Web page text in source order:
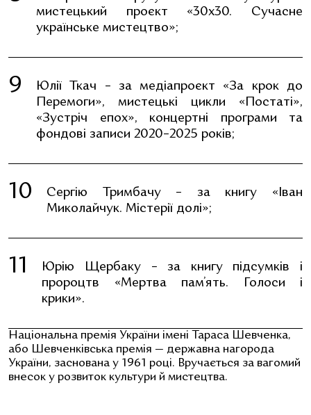
мистецький проєкт «30х30. Сучасне
українське мистецтво»;
Юлії Ткач – за медіапроєкт «За крок до
Перемоги», мистецькі цикли «Постаті»,
«Зустріч епох», концертні програми та
фондові записи 2020–2025 років;
Сергію Тримбачу – за книгу «Іван
Миколайчук. Містерії долі»;
Юрію Щербаку – за книгу підсумків і
пророцтв «Мертва пам’ять. Голоси і
крики».
Національна премія України імені Тараса Шевченка,
або Шевченківська премія — державна нагорода
України, заснована у 1961 році. Вручається за вагомий
внесок у розвиток культури й мистецтва.